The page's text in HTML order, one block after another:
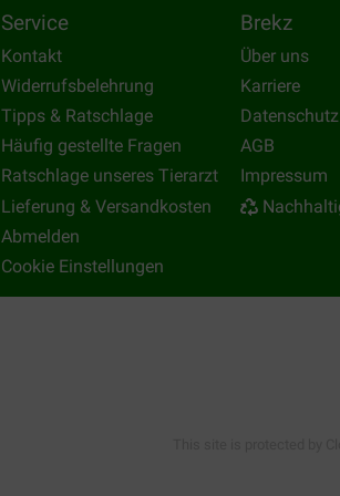
Service
Kontakt
Widerrufsbelehrung
Tipps & Ratschlage
Häufig gestellte Fragen
Ratschlage unseres Tierarzt
Lieferung & Versandkosten
Abmelden
Cookie Einstellungen
Brekz
Über uns
Karriere
Datenschutz
AGB
Impressum